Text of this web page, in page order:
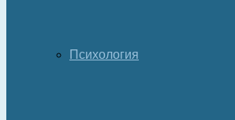
Психология